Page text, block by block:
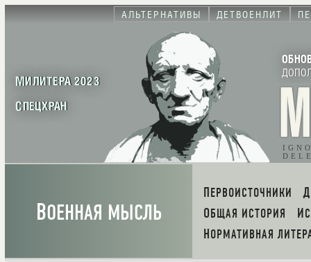
АЛЬТЕРНАТИВЫ ДЕТВОЕНЛИТ
МИЛИТЕРА 2023
СПЕЦХРАН
ВОЕННАЯ МЫСЛЬ
ПЕРВОИСТОЧНИКИ
ОБЩАЯ ИСТОРИЯ
НОРМАТИВНАЯ